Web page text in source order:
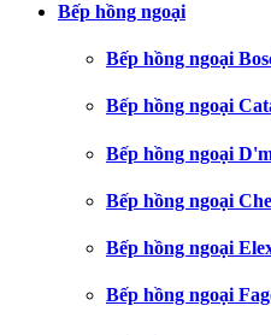
Bếp hồng ngoại
Bếp hồng ngoại
Bếp hồng ngoại
Bếp hồng ngoại
Bếp hồng ngoại
Bếp hồng ngoại
Bếp hồng ngoại